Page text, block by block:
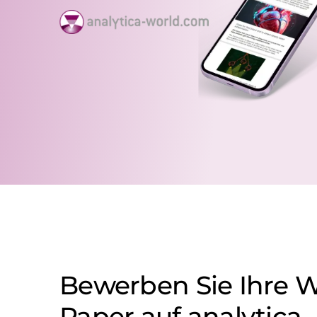
Bewerben Sie Ihre